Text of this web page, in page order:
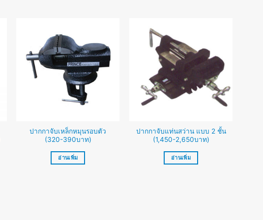
ปากกาจับเหล็กหมุนรอบตัว
(320-390บาท)
อ่านเพิ่ม
ปากกาจับแท่นสว่าน แบบ 2 ชั้น
(1,450-2,650บาท)
อ่านเพิ่ม